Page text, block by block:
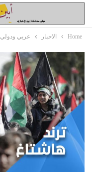
Home الاخبار عربي ودولي